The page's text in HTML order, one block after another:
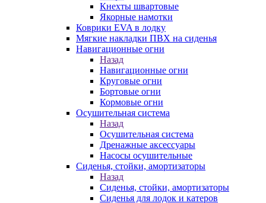
Кнехты швартовые
Якорные намотки
Коврики EVA в лодку
Мягкие накладки ПВХ на сиденья
Навигационные огни
Назад
Навигационные огни
Круговые огни
Бортовые огни
Кормовые огни
Осушительная система
Назад
Осушительная система
Дренажные аксессуары
Насосы осушительные
Сиденья, стойки, амортизаторы
Назад
Сиденья, стойки, амортизаторы
Сиденья для лодок и катеров